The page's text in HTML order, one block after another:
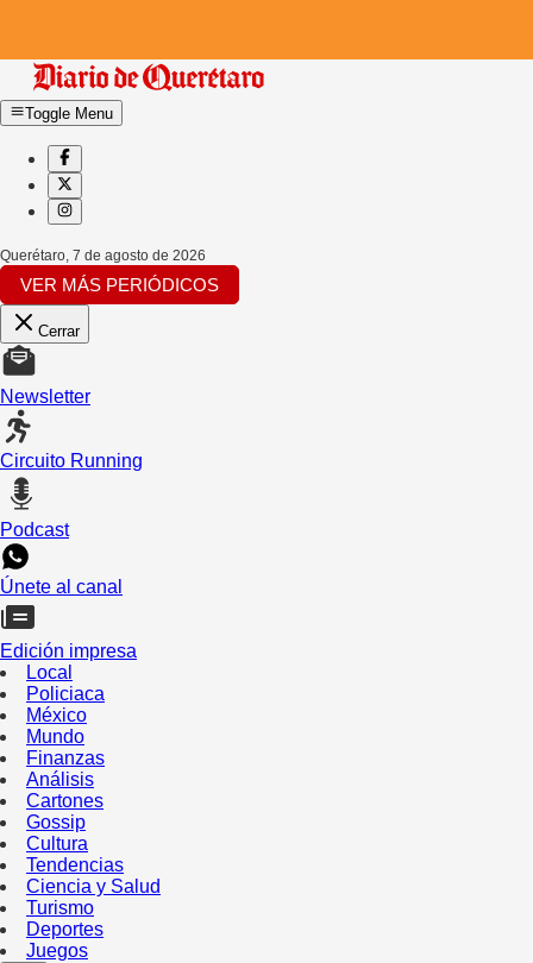
Toggle Menu
Querétaro, 7 de agosto de 2026
VER MÁS PERIÓDICOS
Cerrar
Newsletter
Circuito Running
Podcast
Únete al canal
Edición impresa
Local
Policiaca
México
Mundo
Finanzas
Análisis
Cartones
Gossip
Cultura
Tendencias
Ciencia y Salud
Turismo
Deportes
Juegos